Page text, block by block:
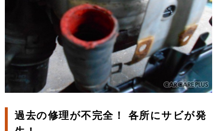
過去の修理が不完全！ 各所にサビが発